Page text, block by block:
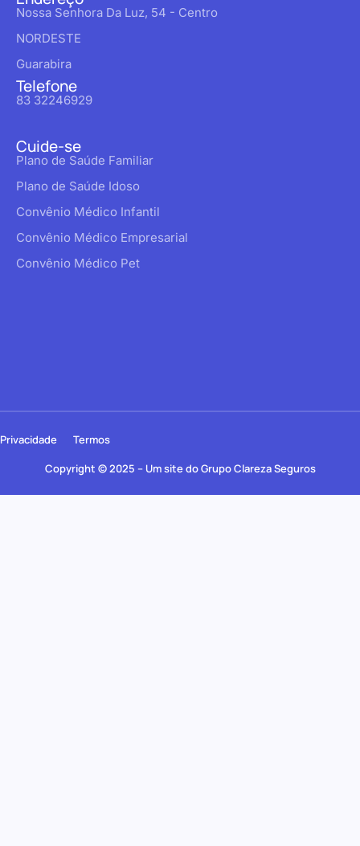
Nossa Senhora Da Luz, 54 - Centro
NORDESTE
Guarabira
Telefone
83 32246929
Cuide-se
Plano de Saúde Familiar
Plano de Saúde Idoso
Convênio Médico Infantil
Convênio Médico Empresarial
Convênio Médico Pet
Copyright © 2025 – Um site do Grupo Clareza Seguros
Privacidade Termos